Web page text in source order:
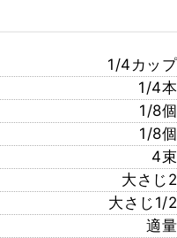
1/4カップ
1/4本
1/8個
1/8個
4束
大さじ2
大さじ1/2
適量